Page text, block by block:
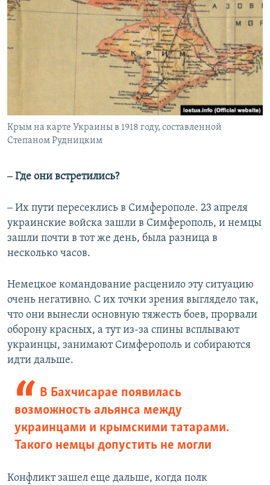
Крым на карте Украины в 1918 году, составленной
Степаном Рудницким
‒ Где они встретились?
‒ Их пути пересеклись в Симферополе. 23 апреля
украинские войска зашли в Симферополь, и немцы
зашли почти в тот же день, была разница в
несколько часов.
Немецкое командование расценило эту ситуацию
очень негативно. С их точки зрения выглядело так,
что они вынесли основную тяжесть боев, прорвали
оборону красных, а тут из-за спины всплывают
украинцы, занимают Симферополь и собираются
идти дальше.
В Бахчисарае появилась
возможность альянса между
украинцами и крымскими татарами.
Такого немцы допустить не могли
Конфликт зашел еще дальше, когда полк